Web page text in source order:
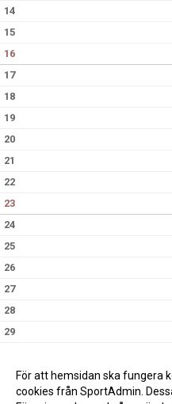
14
15
16
17
18
19
20
21
22
23
24
25
26
27
28
29
För att hemsidan ska fungera
cookies från SportAdmin.